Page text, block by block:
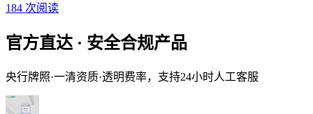
184 次阅读
官方直达 · 安全合规产品
央行牌照·一清资质·透明费率，支持24小时人工客服